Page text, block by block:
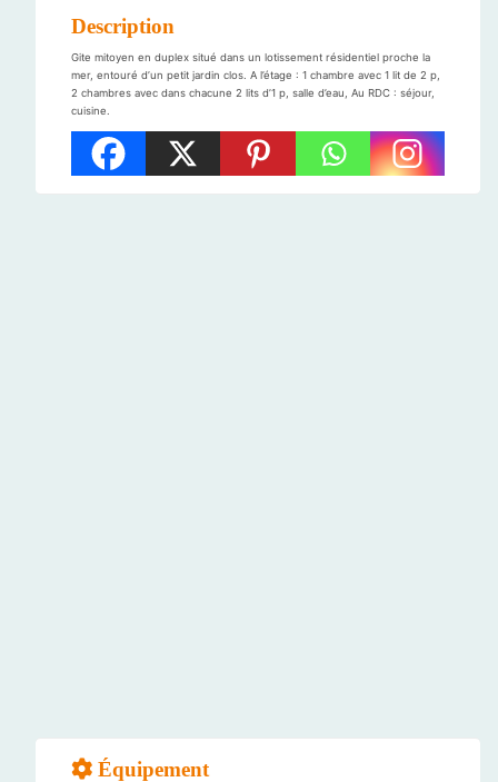
Description
Gite mitoyen en duplex situé dans un lotissement résidentiel proche la
mer, entouré d’un petit jardin clos. A l’étage : 1 chambre avec 1 lit de 2 p,
2 chambres avec dans chacune 2 lits d’1 p, salle d’eau, Au RDC : séjour,
cuisine.
Équipement